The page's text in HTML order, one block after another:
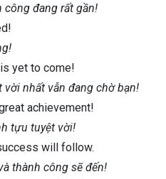
công đang rất gần!
yet to come!
nhất vẫn đang chờ bạn!
achievement!
tựu tuyệt vời!
will follow.
thành công sẽ đến!